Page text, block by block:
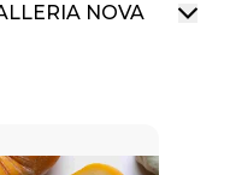
NOVA